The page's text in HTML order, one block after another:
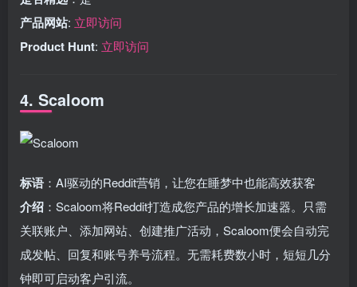
产品网站: 立即访问
Product Hunt: 立即访问
4. Scaloom
标语 ：AI驱动的Reddit营销，让您在睡梦中也能高效获客
介绍 ：Scaloom将Reddit打造成您产品的增长加速器。只需
关联账户、添加网站、创建推广活动，Scaloom便会自动完
成发帖、回复和账号养号流程。无需耗费数小时，短短几分
钟即可启动客户引流。